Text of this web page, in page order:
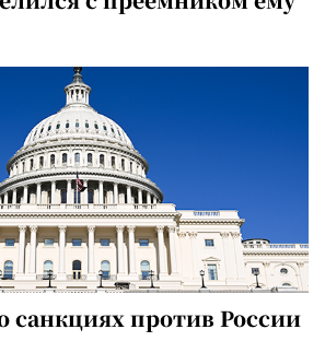
санкциях против России